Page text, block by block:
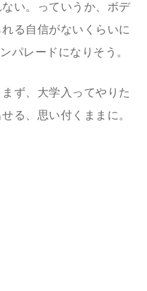
い。っていうか、ボデ
る自信がないくらいに
パレードになりそう。
ず、大学入ってやりた
る、思い付くままに。